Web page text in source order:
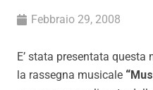
Febbraio 29, 2008
E’ stata presentata
la rassegna musicale